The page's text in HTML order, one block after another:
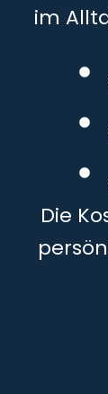
im
Die